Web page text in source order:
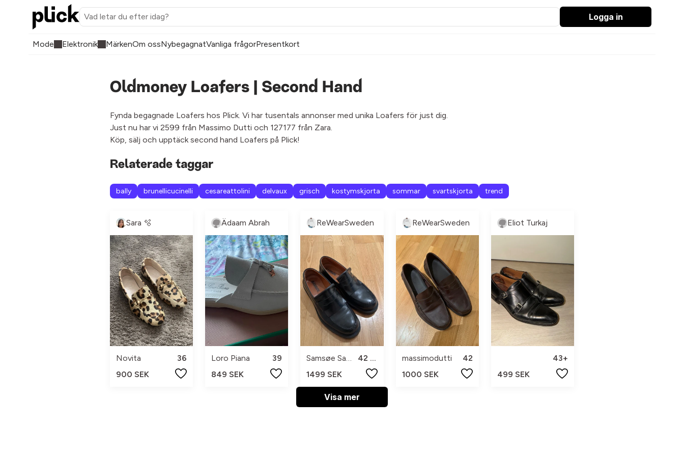
Logga in
Mode Elektronik MärkenOm ossNybegagnatVanliga frågorPresentkort
Oldmoney Loafers | Second Hand
Fynda begagnade Loafers hos Plick. Vi har tusentals annonser med unika Loafers för just dig.
Just nu har vi 2599 från Massimo Dutti och 127177 från Zara.
Köp, sälj och upptäck second hand Loafers på Plick!
Relaterade taggar
bally brunellicucinelli cesareattolini delvaux grisch kostymskjorta sommar svartskjorta trend
Sara 🫧
Novita
36
900 SEK
Ädaam Abrah
Loro Piana
39
849 SEK
ReWearSweden
42 1/2
1499 SEK
ReWearSweden
massimodutti
42
1000 SEK
Eliot Turkaj
43+
499 SEK
Visa mer